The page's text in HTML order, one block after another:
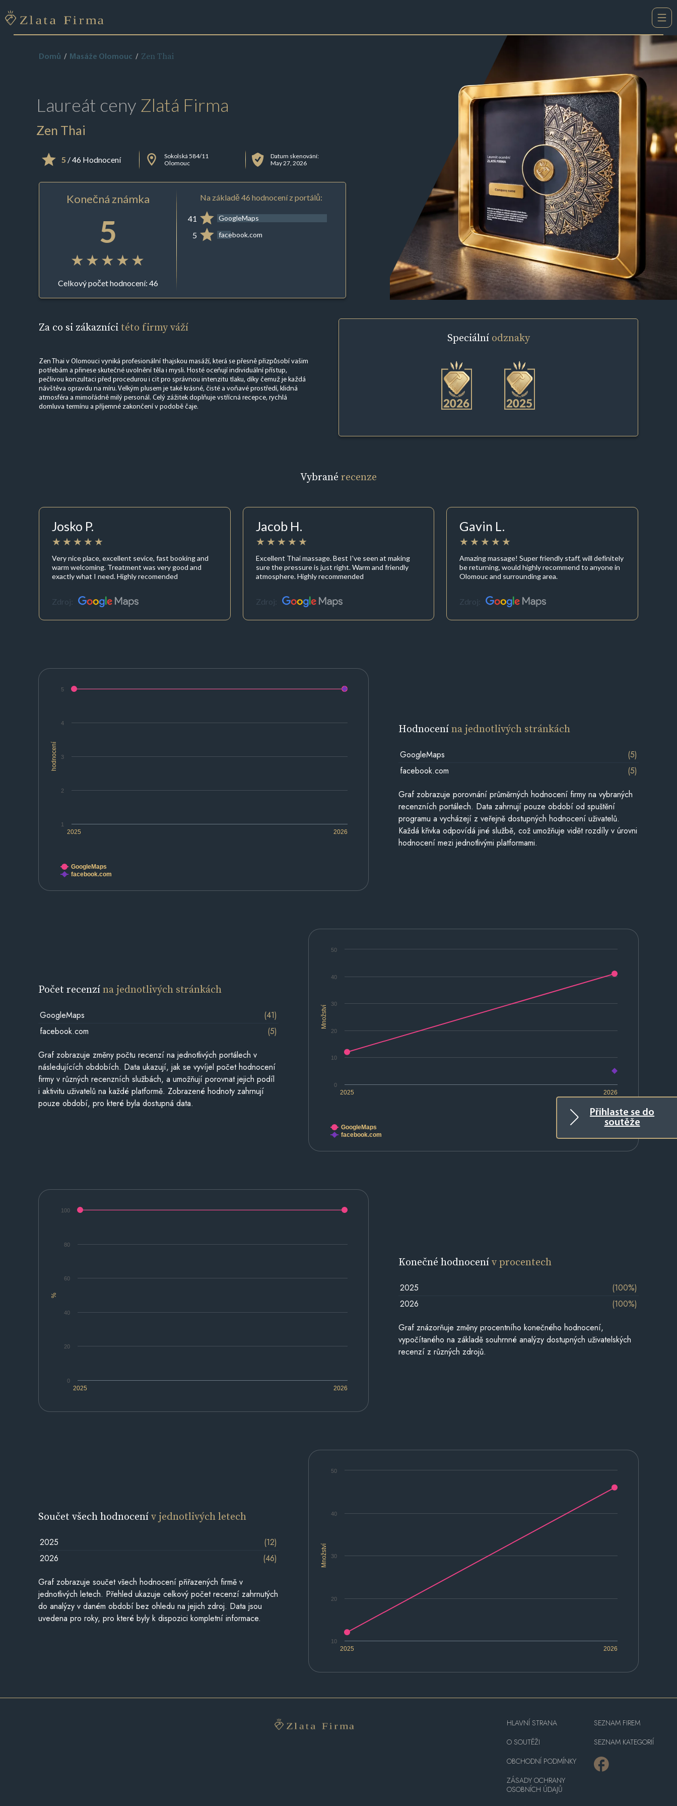
Přihlaste se do
soutěže
Domů Masáže Olomouc Zen Thai
Laureát ceny Zlatá Firma
Zen Thai
5 / 46 Hodnocení
Sokolská 584/11
Olomouc
Datum skenování:
May 27, 2026
Konečná známka
5
Celkový počet hodnocení: 46
Na základě 46 hodnocení z portálů:
41 GoogleMaps
5 facebook.com
Za co si zákazníci této firmy váží
Zen Thai v Olomouci vyniká profesionální thajskou masáží, která se přesně přizpůsobí vašim
potřebám a přinese skutečné uvolnění těla i mysli. Hosté oceňují individuální přístup,
pečlivou konzultaci před procedurou i cit pro správnou intenzitu tlaku, díky čemuž je každá
návštěva opravdu na míru. Velkým plusem je také krásné, čisté a voňavé prostředí, klidná
atmosféra a mimořádně milý personál. Celý zážitek doplňuje vstřícná recepce, rychlá
domluva termínu a příjemné zakončení v podobě čaje.
Speciální odznaky
Vybrané recenze
Josko P.
Very nice place, excellent sevice, fast booking and
warm welcoming. Treatment was very good and
exactly what I need. Highly recomended
Zdroj:
Jacob H.
Excellent Thai massage. Best I've seen at making
sure the pressure is just right. Warm and friendly
atmosphere. Highly recommended
Zdroj:
Gavin L.
Amazing massage! Super friendly staff, will definitely
be returning, would highly recommend to anyone in
Olomouc and surrounding area.
Zdroj:
hodnocení
2025 2026
1
2
3
4
5
GoogleMaps
facebook.com
Hodnocenína jednotlivých stránkách
GoogleMaps
(5)
facebook.com
(5)
Graf zobrazuje porovnání průměrných hodnocení firmy na vybraných
recenzních portálech. Data zahrnují pouze období od spuštění
programu a vycházejí z veřejně dostupných hodnocení uživatelů.
Každá křivka odpovídá jiné službě, což umožňuje vidět rozdíly v úrovni
hodnocení mezi jednotlivými platformami.
Množství
2025 2026
0
10
20
30
40
50
GoogleMaps
facebook.com
Počet recenzína jednotlivých stránkách
GoogleMaps
(41)
facebook.com
(5)
Graf zobrazuje změny počtu recenzí na jednotlivých portálech v
následujících obdobích. Data ukazují, jak se vyvíjel počet hodnocení
firmy v různých recenzních službách, a umožňují porovnat jejich podíl
i aktivitu uživatelů na každé platformě. Zobrazené hodnoty zahrnují
pouze období, pro které byla dostupná data.
%
2025 2026
0
20
40
60
80
100
Konečné hodnocenív procentech
2025
(100%)
2026
(100%)
Graf znázorňuje změny procentního konečného hodnocení,
vypočítaného na základě souhrnné analýzy dostupných uživatelských
recenzí z různých zdrojů.
Množství
2025 2026
10
20
30
40
50
Součet všech hodnocenív jednotlivých letech
2025
(12)
2026
(46)
Graf zobrazuje součet všech hodnocení přiřazených firmě v
jednotlivých letech. Přehled ukazuje celkový počet recenzí zahrnutých
do analýzy v daném období bez ohledu na jejich zdroj. Data jsou
uvedena pro roky, pro které byly k dispozici kompletní informace.
HLAVNÍ STRANA
O SOUTĚŽI
OBCHODNÍ PODMÍNKY
ZÁSADY OCHRANY
OSOBNÍCH ÚDAJŮ
SEZNAM FIREM
SEZNAM KATEGORIÍ